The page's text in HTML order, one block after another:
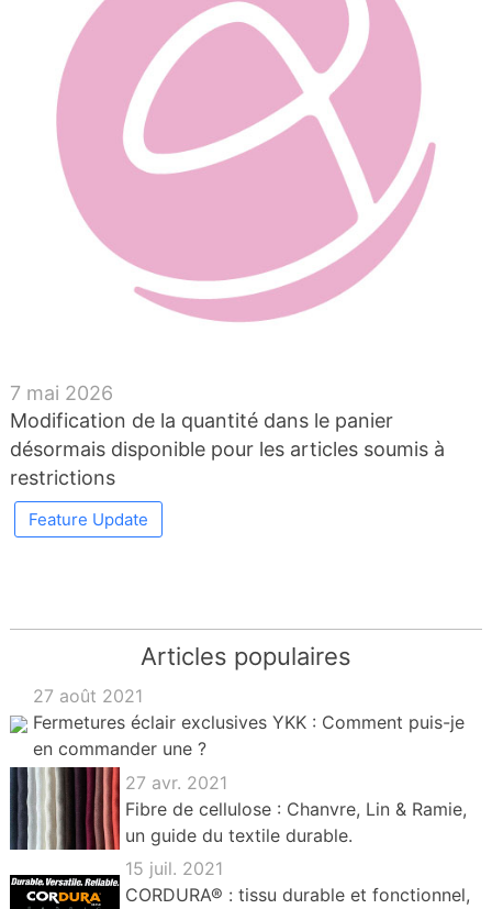
7 mai 2026
Modification de la quantité dans le panier
désormais disponible pour les articles soumis à
restrictions
Feature Update
Articles populaires
27 août 2021
Fermetures éclair exclusives YKK : Comment puis-je
en commander une ?
27 avr. 2021
Fibre de cellulose : Chanvre, Lin & Ramie,
un guide du textile durable.
15 juil. 2021
CORDURA® : tissu durable et fonctionnel,